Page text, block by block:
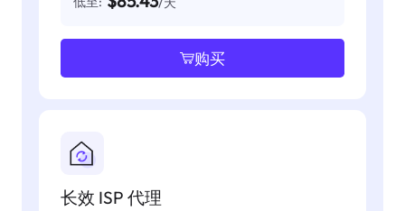
购买
长效 ISP 代理